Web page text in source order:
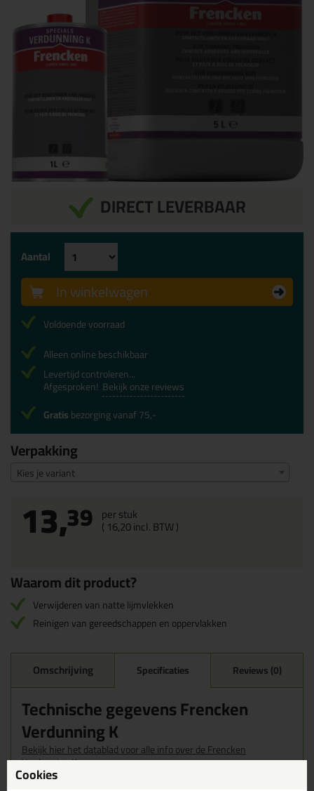
DIRECT LEVERBAAR
Verpakking
Kies je variant
13,39 per stuk
( 16,20incl. BTW )
Aantal
In winkelwagen
Voldoende voorraad
Alleen online beschikbaar
Levertijd controleren...
Afgesproken! Bekijk onze reviews
Gratisbezorging vanaf 75,-
Waarom dit product?
Verwijderen van natte lijmvlekken
Reinigen van gereedschappen en oppervlakken
Omschrijving Specificaties Reviews (0)
Technische gegevens Frencken
Verdunning K
Bekijk hier het datablad voor alle info over de Frencken
Verdunning K
Cookies